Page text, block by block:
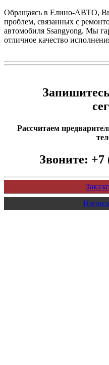
Обращаясь в Елино-АВТО, Вы
проблем, связанных с
автомобиля Ssangyong. Мы
отличное качество
Рассчитаем
Звоните: +7